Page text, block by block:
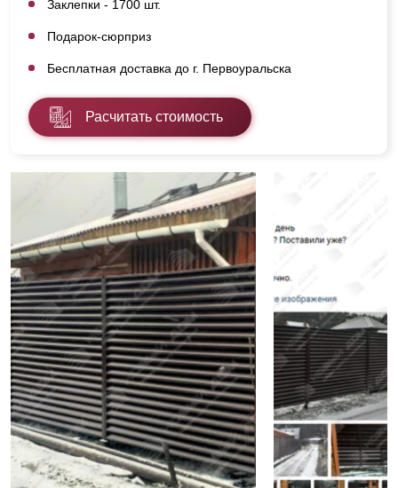
Заклепки - 1700 шт.
Подарок-сюрприз
Бесплатная доставка до г. Первоуральска
Расчитать стоимость